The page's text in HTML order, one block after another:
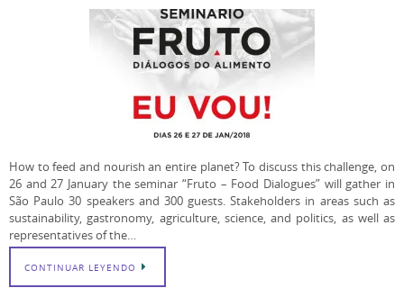
How to feed and nourish an entire planet? To discuss this challenge, on
26 and 27 January the seminar “Fruto – Food Dialogues” will gather in
São Paulo 30 speakers and 300 guests. Stakeholders in areas such as
sustainability, gastronomy, agriculture, science, and politics, as well as
representatives of the…
CONTINUAR LEYENDO